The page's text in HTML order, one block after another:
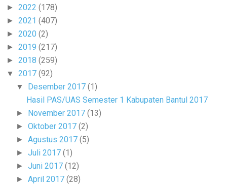
► 2022 (178)
► 2021 (407)
► 2020 (2)
► 2019 (217)
► 2018 (259)
▼ 2017 (92)
▼ Desember 2017(1)
Hasil PAS/UAS Semester 1 Kabupaten Bantul 2017
► November 2017(13)
►Oktober 2017(2)
►Agustus 2017(5)
►Juli 2017(1)
►Juni 2017(12)
►April 2017(28)